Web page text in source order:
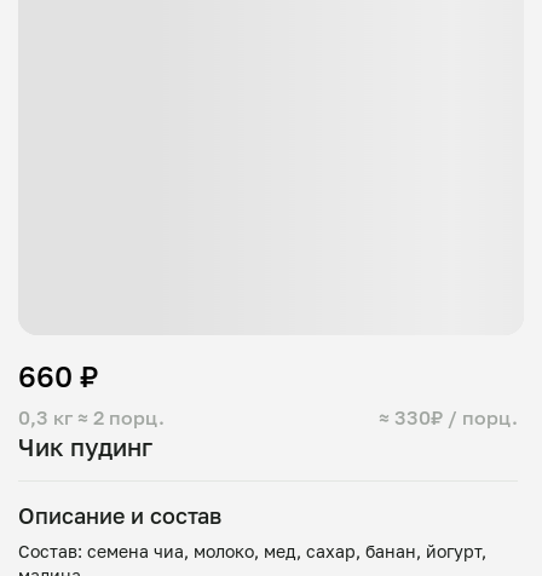
Чик пудинг
0,3 кг ≈ 2 порц. ≈ 330₽ / порц.
660 ₽
Описание и состав
Состав: семена чиа, молоко, мед, сахар, банан, йогурт,